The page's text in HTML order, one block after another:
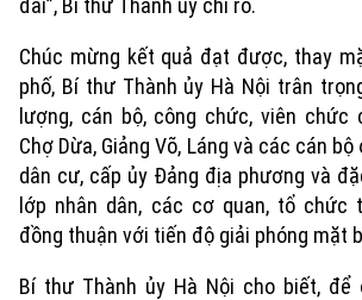
đai”, Bí thư Thành ủy chỉ rõ.
Chúc mừng kết quả đạt được, thay
phố, Bí thư Thành ủy Hà Nội trân
lượng, cán bộ, công chức, viên chức
Chợ Dừa, Giảng Võ, Láng và các cán
dân cư, cấp ủy Đảng địa phương và
lớp nhân dân, các cơ quan, tổ chức
đồng thuận với tiến độ giải phóng mặt
Bí thư Thành ủy Hà Nội cho biết, để